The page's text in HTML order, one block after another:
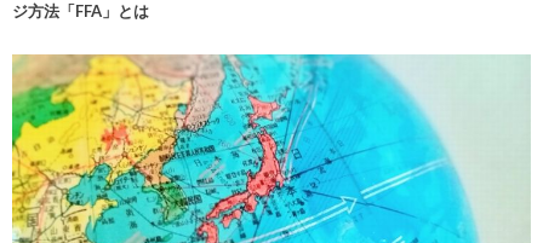
ジ方法「FFA」とは